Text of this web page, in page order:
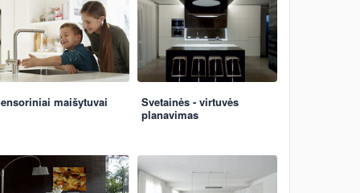
maišytuvai
Svetainės - virtuvės
planavimas